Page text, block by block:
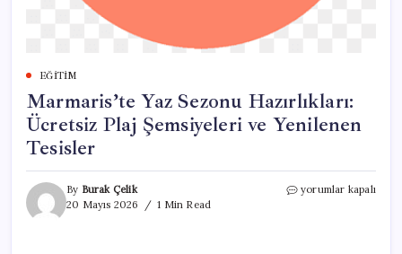
EĞITIM
Marmaris’te Yaz Sezonu Hazırlıkları:
Ücretsiz Plaj Şemsiyeleri ve Yenilenen
Tesisler
By Burak Çelik
20 Mayıs 2026
1 Min Read
Marmaris’te
yorumlar kapalı